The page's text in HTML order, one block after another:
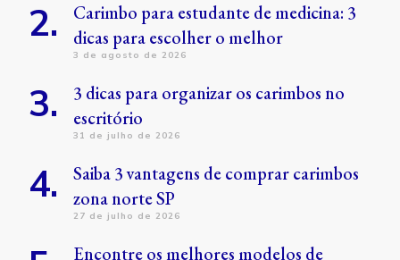
Carimbo para estudante de medicina: 3
dicas para escolher o melhor
3 de agosto de 2026
3 dicas para organizar os carimbos no
escritório
31 de julho de 2026
Saiba 3 vantagens de comprar carimbos
zona norte SP
27 de julho de 2026
Encontre os melhores modelos de